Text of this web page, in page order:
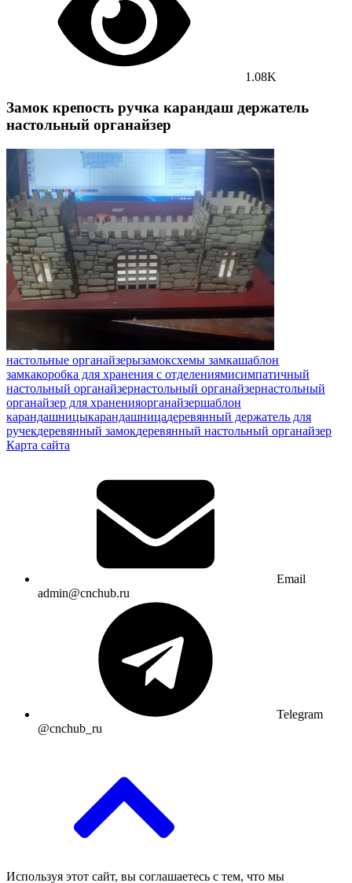
1.08K
Замок крепость ручка карандаш держатель
настольный органайзер
настольные органайзерызамоксхемы замкашаблон
замкакоробка для хранения с отделениямисимпатичный
настольный органайзернастольный органайзернастольный
органайзер для храненияорганайзершаблон
карандашницыкарандашницадеревянный держатель для
ручекдеревянный замокдеревянный настольный органайзер
Карта сайта
Email
admin@cnchub.ru
Telegram
@cnchub_ru
Используя этот сайт, вы соглашаетесь с тем, что мы